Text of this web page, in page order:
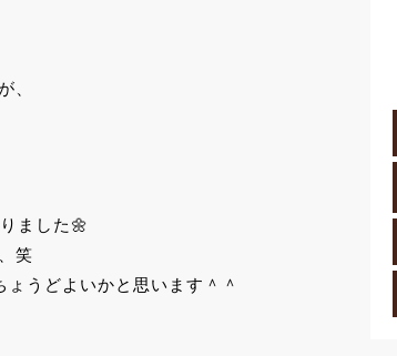
、
ました🌼
笑
うどよいかと思います＾＾